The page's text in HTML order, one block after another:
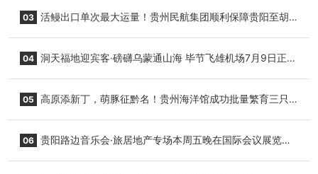
03 活鳗出口单次最大运量！贵州民航集团顺利保障贵阳至胡
04 洞天福地迎宾客·磅礴乌蒙通山海 毕节飞雄机场7月9日正式
05 高原添新丁，萌豚征黔名！贵州海洋馆成功批量繁育三只
06 贵阳路边音乐会·旅居地产专场本周五晚在国际会议展览中